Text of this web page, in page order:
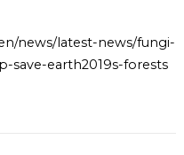
news/latest-news/fungi-
save-earth2019s-forests